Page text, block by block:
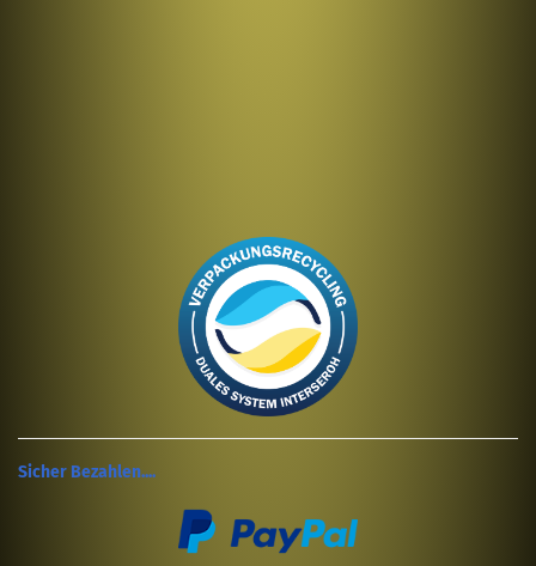
Sicher Bezahlen....